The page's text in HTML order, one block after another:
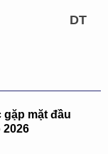
DT
gặp mặt đầu
2026